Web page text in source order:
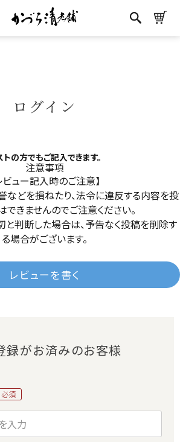
ログイン
トの方でもご記入できます。
注意事項
ビュー記入時のご注意】
などを損ねたり、法令に違反する内容を投
できませんのでご注意ください。
判断した場合は、予告なく投稿を削除す
る場合がございます。
レビューを書く
録がお済みのお客様